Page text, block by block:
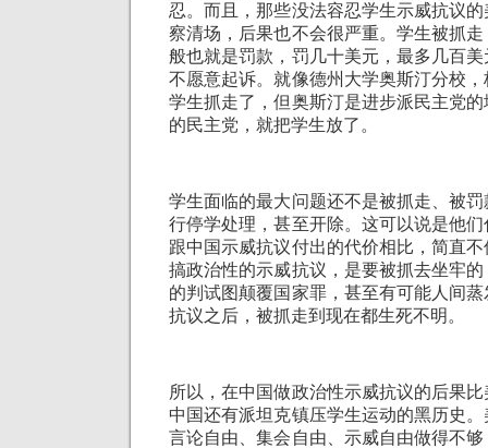
忍。而且，那些没法容忍学生示威抗议
察清场，后果也不会很严重。学生被抓
般也就是罚款，罚几十美元，最多几百
不愿意起诉。就像德州大学奥斯汀分校
学生抓走了，但奥斯汀是进步派民主党
的民主党，就把学生放了。
学生面临的最大问题还不是被抓走、被
行停学处理，甚至开除。这可以说是他
跟中国示威抗议付出的代价相比，简直
搞政治性的示威抗议，是要被抓去坐牢
的判试图颠覆国家罪，甚至有可能人间
抗议之后，被抓走到现在都生死不明。
所以，在中国做政治性示威抗议的后果
中国还有派坦克镇压学生运动的黑历史
言论自由、集会自由、示威自由做得不